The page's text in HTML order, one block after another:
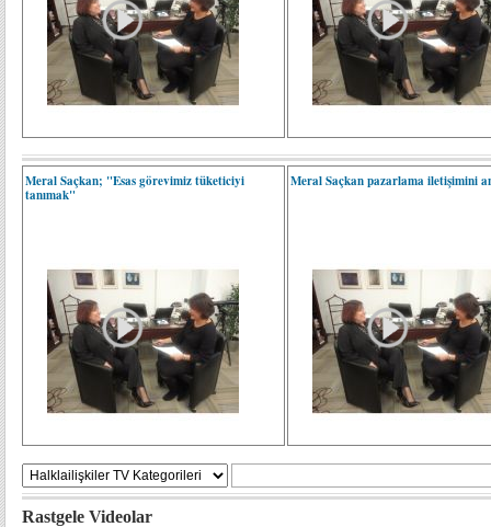
Meral Saçkan; "Esas görevimiz tüketiciyi
tanımak"
Meral Saçkan pazarlama iletişimini
Rastgele Videolar